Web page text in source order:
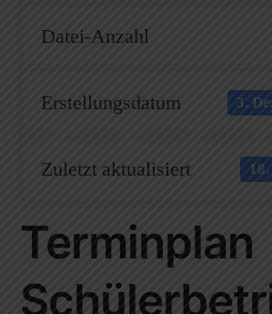
Datei-Anzahl
Erstellungsdatum 3.
Zuletzt aktualisiert
Terminplan